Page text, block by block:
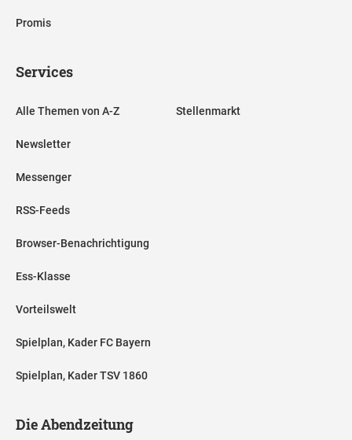
Promis
Services
Alle Themen von A-Z
Newsletter
Messenger
RSS-Feeds
Browser-Benachrichtigung
Ess-Klasse
Vorteilswelt
Spielplan, Kader FC Bayern
Spielplan, Kader TSV 1860
Stellenmarkt
Die Abendzeitung